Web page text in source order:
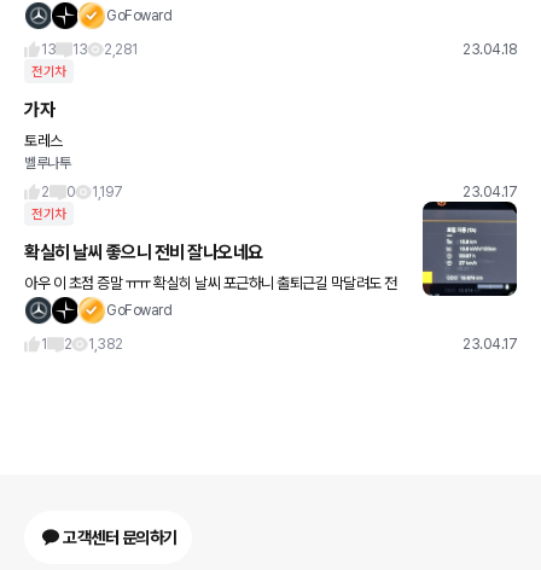
하고 몇번이나 썼던 후기를 이제는 마지막으로 써보려고 합니다. 그래서 많이 겹칠수 있으
GoFoward
13
13 2,281 23.04.18
전기차
가자
토레스
벨루나투
2
0 1,197 23.04.17
전기차
확실히 날씨 좋으니 전비 잘나오네요
아우 이 초점 증말 ㅠㅠ 확실히 날씨 포근하니 출퇴근길 막달려도 전
비 좋네요 ㅎㅎㅎ 아 오해하시는데 폴스타는 100키로당 전비입니다GoFoward
1
2 1,382 23.04.17
고객센터 문의하기